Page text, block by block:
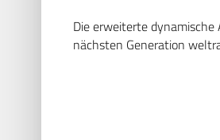
Die erweiterte
nächsten Generation